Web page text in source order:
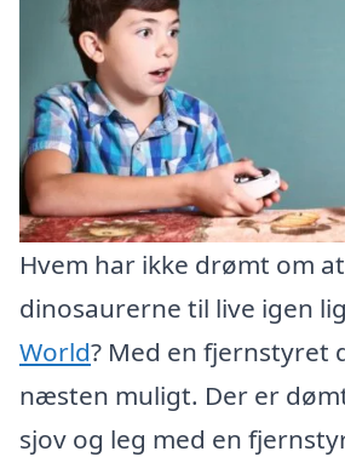
Hvem har ikke drømt om
dinosaurerne til live igen
World? Med en fjernstyret
næsten muligt. Der er
sjov og leg med en